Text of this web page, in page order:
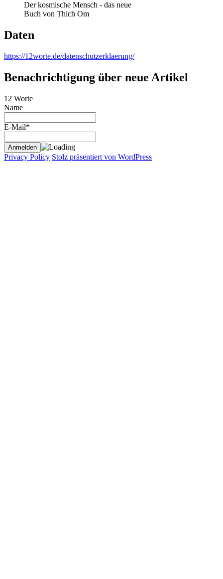
Der kosmische Mensch - das neue
Buch von Thich Om
Daten
https://12worte.de/datenschutzerklaerung/
Benachrichtigung über neue Artikel
12 Worte
Name
E-Mail*
Privacy Policy Stolz präsentiert von WordPress